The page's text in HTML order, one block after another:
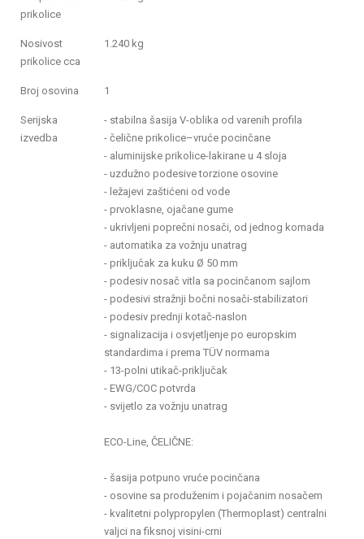
prikolice
Nosivost
prikolice cca
1.240 kg
Broj osovina 1
Serijska
izvedba
- stabilna šasija V-oblika od varenih profila
- čelične prikolice–vruće pocinčane
- aluminijske prikolice-lakirane u 4 sloja
- uzdužno podesive torzione osovine
- ležajevi zaštićeni od vode
- prvoklasne, ojačane gume
- ukrivljeni poprečni nosači, od jednog komada
- automatika za vožnju unatrag
- priključak za kuku Ø 50 mm
- podesiv nosač vitla sa pocinčanom sajlom
- podesivi stražnji bočni nosači-stabilizatori
- podesiv prednji kotač-naslon
- signalizacija i osvjetljenje po europskim
standardima i prema TÜV normama
- 13-polni utikač-priključak
- EWG/COC potvrda
- svijetlo za vožnju unatrag
ECO-Line, ČELIČNE:
- šasija potpuno vruće pocinčana
- osovine sa produženim i pojačanim nosačem
- kvalitetni polypropylen (Thermoplast) centralni
valjci na fiksnoj visini-crni